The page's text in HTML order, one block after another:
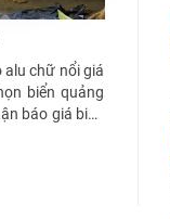
alu chữ nổi giá
biển quảng
báo giá biển